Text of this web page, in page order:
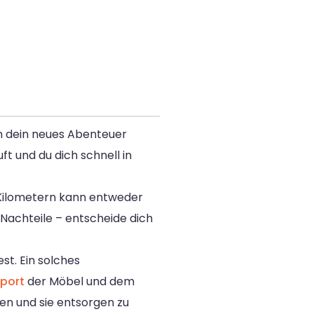
neues Abenteuer
und du dich schnell in
kann entweder
– entscheide dich
Ein solches
der Möbel und dem
und sie entsorgen zu